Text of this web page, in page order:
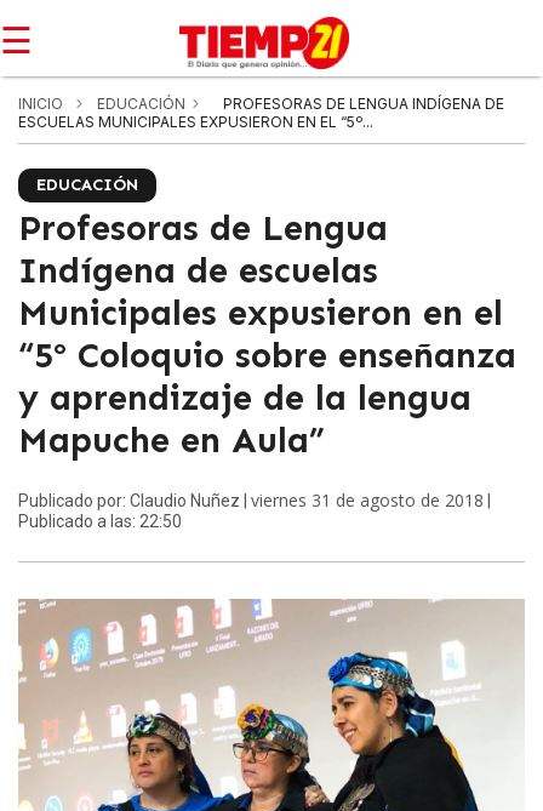
☰
INICIO EDUCACIÓN
PROFESORAS DE LENGUA INDÍGENA DE
ESCUELAS MUNICIPALES EXPUSIERON EN EL “5º...
EDUCACIÓN
Profesoras de Lengua
Indígena de escuelas
Municipales expusieron en el
“5º Coloquio sobre enseñanza
y aprendizaje de la lengua
Mapuche en Aula”
Publicado por: Claudio Nuñez | viernes 31 de agosto de 2018
Publicado a las: 22:50